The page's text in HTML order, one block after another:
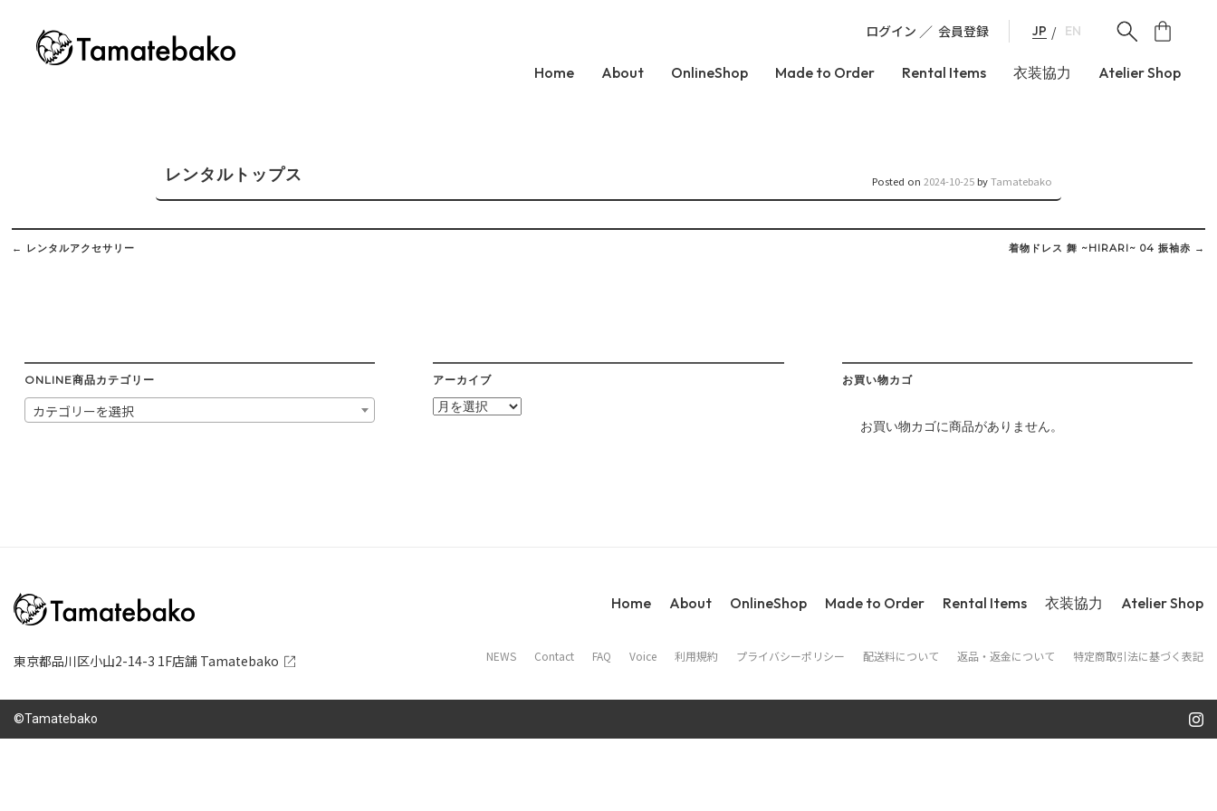
ログイン 会員登録 JP EN
Home About OnlineShop Made to Order Rental Items 衣装協力 Atelier Shop
レンタルトップス Posted on 2024-10-25byTamatebako
Post
navigation
← レンタルアクセサリー 着物ドレス 舞 ~HIRARI~ 04 振袖赤 →
ONLINE商品カテゴリー
カテゴリーを選択
アーカイブ
ア
ー
お買い物カゴ
お買い物カゴに商品がありません。
東京都品川区小山2-14-3 1F店舗 Tamatebako
Home About OnlineShop Made to Order Rental Items 衣装協力 Atelier Shop
NEWS Contact FAQ Voice 利用規約 プライバシーポリシー 配送料について 返品・返金について 特定商取引法に基づく表記
©Tamatebako